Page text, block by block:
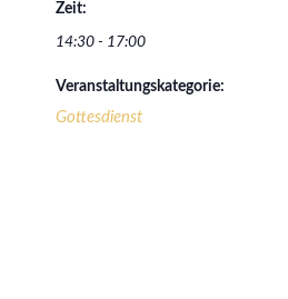
Zeit:
14:30 - 17:00
Veranstaltungskategorie:
Gottesdienst